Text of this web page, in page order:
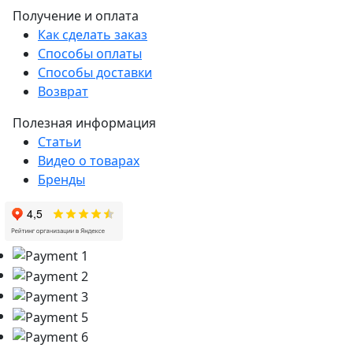
Получение и оплата
Как сделать заказ
Способы оплаты
Способы доставки
Возврат
Полезная информация
Статьи
Видео о товарах
Бренды